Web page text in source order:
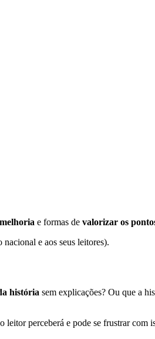
e formas de valorizar os
nacional e aos seus leitores).
história sem explicações? Ou que a
perceberá e pode se frustrar